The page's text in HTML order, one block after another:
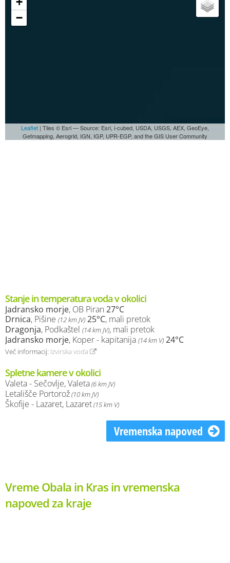
−
Leaflet | Tiles © Esri — Source: Esri, i-cubed, USDA, USGS, AEX, GeoEye,
Getmapping, Aerogrid, IGN, IGP, UPR-EGP, and the GIS User Community
Stanje in temperatura voda v okolici
Jadransko morje, OB Piran 27°C
Drnica, Pišine (12 km JV) 25°C, mali pretok
Dragonja, Podkaštel (14 km JV), mali pretok
Jadransko morje, Koper - kapitanija (14 km V) 24°C
Več informacij: Izvirska voda
Spletne kamere v okolici
Valeta - Sečovlje, Valeta(6 km JV)
Letališče Portorož(10 km JV)
Škofije - Lazaret, Lazaret(15 km V)
Vremenska napoved
Vreme Obala in Kras in vremenska
napoved za kraje